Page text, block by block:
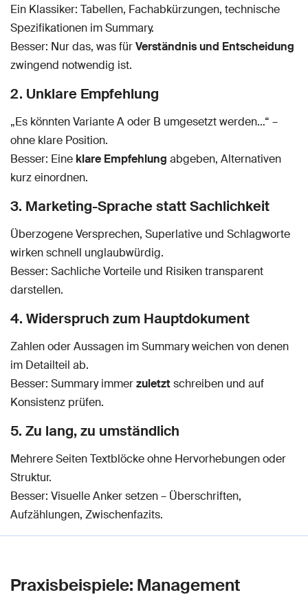
Ein Klassiker: Tabellen, Fachabkürzungen, technische
Spezifikationen im Summary.
Besser: Nur das, was fürVerständnis und Entscheidung
zwingend notwendig ist.
2. Unklare Empfehlung
„Es könnten Variante A oder B umgesetzt werden…“ –
ohne klare Position.
Besser: Eine klare Empfehlung abgeben, Alternativen
kurz einordnen.
3. Marketing-Sprache statt Sachlichkeit
Überzogene Versprechen, Superlative und Schlagworte
wirken schnell unglaubwürdig.
Besser: Sachliche Vorteile und Risiken transparent
darstellen.
4. Widerspruch zum Hauptdokument
Zahlen oder Aussagen im Summary weichen von denen
im Detailteil ab.
Besser: Summary immerzuletztschreiben und auf
Konsistenz prüfen.
5. Zu lang, zu umständlich
Mehrere Seiten Textblöcke ohne Hervorhebungen oder
Struktur.
Besser: Visuelle Anker setzen – Überschriften,
Aufzählungen, Zwischenfazits.
Praxisbeispiele: Management